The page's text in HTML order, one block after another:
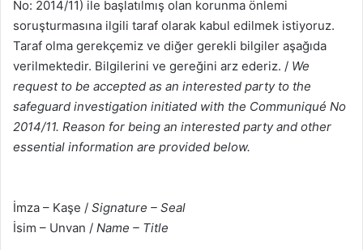
No: 2014/11) ile başlatılmış olan korunma önlemi
soruşturmasına ilgili taraf olarak kabul edilmek istiyoruz.
Taraf olma gerekçemiz ve diğer gerekli bilgiler aşağıda
verilmektedir. Bilgilerini ve gereğini arz ederiz. / We
request to be accepted as an interested party to the
safeguard investigation initiated with the Communiqué No
2014/11. Reason for being an interested party and other
essential information are provided below.
İmza – Kaşe / Signature – Seal
İsim – Unvan / Name – Title